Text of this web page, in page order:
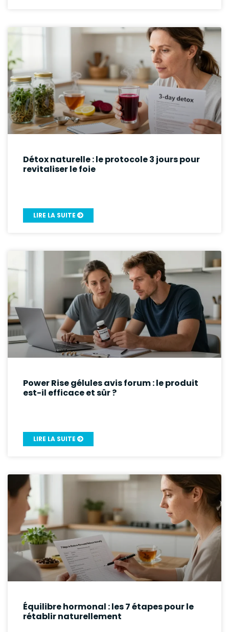
Détox naturelle : le protocole 3 jours pour
revitaliser le foie
LIRE LA SUITE
Power Rise gélules avis forum : le produit
est-il efficace et sûr ?
LIRE LA SUITE
Équilibre hormonal : les 7 étapes pour le
rétablir naturellement